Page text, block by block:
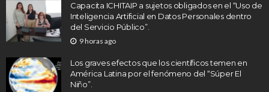
Capacita ICHITAIP a sujetos obligados en el “Uso de
Inteligencia Artificial en Datos Personales dentro
del Servicio Público”.
9 horas ago
Los graves efectos que los científicos temen en
América Latina por el fenómeno del “Súper El
Niño”.